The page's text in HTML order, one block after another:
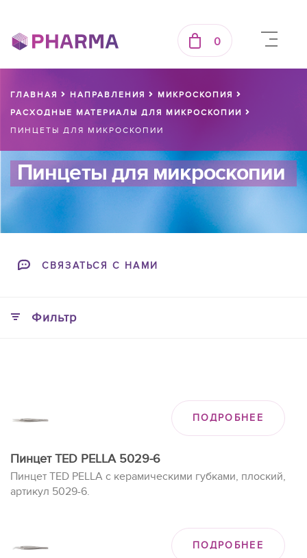
0
ГЛАВНАЯ НАПРАВЛЕНИЯ
МИКРОСКОПИЯ
РАСХОДНЫЕ МАТЕРИАЛЫ ДЛЯ МИКРОСКОПИИ
ПИНЦЕТЫ ДЛЯ МИКРОСКОПИИ
Пинцеты для микроскопии
СВЯЗАТЬСЯ С НАМИ
Фильтр
ПОДРОБНЕЕ
Пинцет TED PELLA 5029-6
Пинцет TED PELLA с керамическими губками, плоский,
артикул 5029-6.
ПОДРОБНЕЕ